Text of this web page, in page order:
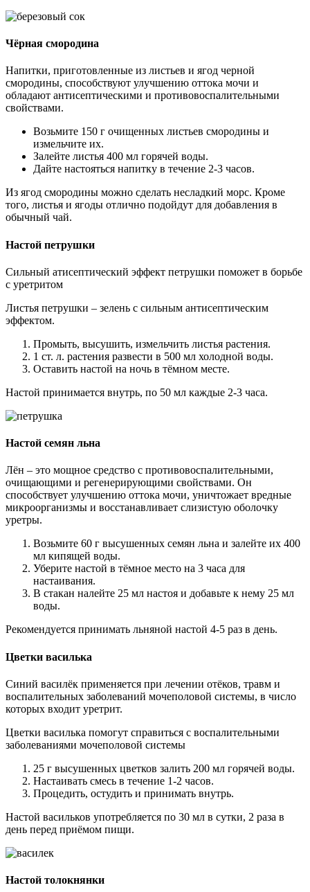
Чёрная смородина
Напитки, приготовленные из листьев и ягод черной
смородины, способствуют улучшению оттока мочи и
обладают антисептическими и противовоспалительными
свойствами.
Возьмите 150 г очищенных листьев смородины и
измельчите их.
Залейте листья 400 мл горячей воды.
Дайте настояться напитку в течение 2-3 часов.
Из ягод смородины можно сделать несладкий морс. Кроме
того, листья и ягоды отлично подойдут для добавления в
обычный чай.
Настой петрушки
Сильный атисептический эффект петрушки поможет в борьбе
с уретритом
Листья петрушки – зелень с сильным антисептическим
эффектом.
Промыть, высушить, измельчить листья растения.
1 ст. л. растения развести в 500 мл холодной воды.
Оставить настой на ночь в тёмном месте.
Настой принимается внутрь, по 50 мл каждые 2-3 часа.
Настой семян льна
Лён – это мощное средство с противовоспалительными,
очищающими и регенерирующими свойствами. Он
способствует улучшению оттока мочи, уничтожает вредные
микроорганизмы и восстанавливает слизистую оболочку
уретры.
Возьмите 60 г высушенных семян льна и залейте их 400
мл кипящей воды.
Уберите настой в тёмное место на 3 часа для
настаивания.
В стакан налейте 25 мл настоя и добавьте к нему 25 мл
воды.
Рекомендуется принимать льняной настой 4-5 раз в день.
Цветки василька
Синий василёк применяется при лечении отёков, травм и
воспалительных заболеваний мочеполовой системы, в число
которых входит уретрит.
Цветки василька помогут справиться с воспалительными
заболеваниями мочеполовой системы
25 г высушенных цветков залить 200 мл горячей воды.
Настаивать смесь в течение 1-2 часов.
Процедить, остудить и принимать внутрь.
Настой васильков употребляется по 30 мл в сутки, 2 раза в
день перед приёмом пищи.
Настой толокнянки